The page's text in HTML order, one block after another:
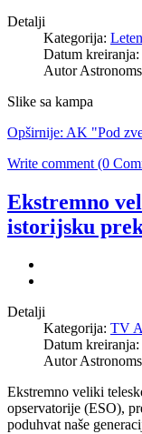
Detalji
Kategorija:
Datum
Autor
Slike sa kampa
Opširnije: AK "Pod
Write comment (0
Ekstremno
istorijsku
Detalji
Kategorija: TV
Datum
Autor
Ekstremno veliki
opservatorije (ESO),
poduhvat naše